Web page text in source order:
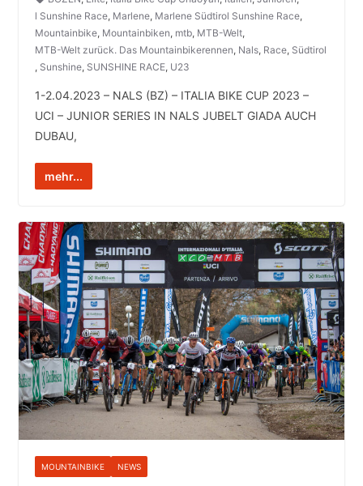
l Sunshine Race, Marlene, Marlene Südtirol Sunshine Race,
Mountainbike, Mountainbiken, mtb, MTB-Welt,
MTB-Welt zurück. Das Mountainbikerennen, Nals, Race, Südtirol
, Sunshine, SUNSHINE RACE, U23
1-2.04.2023 – NALS (BZ) – ITALIA BIKE CUP 2023 –
UCI – JUNIOR SERIES IN NALS JUBELT GIADA AUCH
DUBAU,
mehr...
MOUNTAINBIKE NEWS